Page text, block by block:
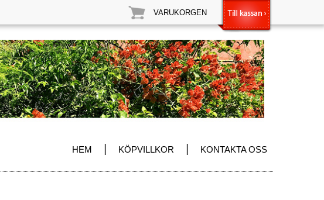
VARUKORGEN
HEM | KÖPVILLKOR | KONTAKTA OSS